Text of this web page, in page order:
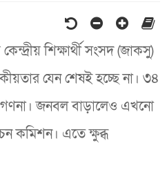
শিক্ষার্থী সংসদ (জাকসু)
যেন শেষই হচ্ছে না। ৩৪
জনবল বাড়ালেও এখনো
কমিশন। এতে ক্ষুব্ধ